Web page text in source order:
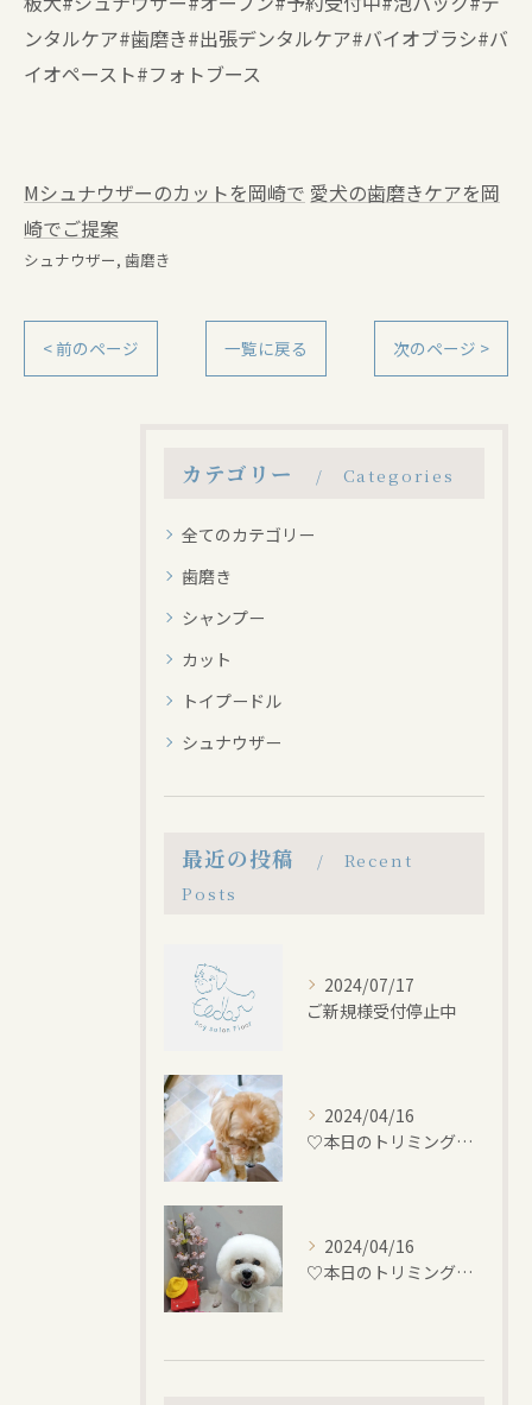
ンタルケア#歯磨き#出張デンタルケア#バイオブラシ#バ
イオペースト#フォトブース
Mシュナウザーのカットを岡崎で 愛犬の歯磨きケアを岡
崎でご提案
シュナウザー 歯磨き
< 前のページ 一覧に戻る 次のページ >
カテゴリー Categories
全てのカテゴリー
歯磨き
シャンプー
カット
トイプードル
シュナウザー
最近の投稿
Recent
Posts
2024/07/17
ご新規様受付停止中
2024/04/16
♡本日のトリミング♡⁠~岡崎トリミングサロン~
2024/04/16
♡本日のトリミング♡⁠~岡崎トリミングサロン~